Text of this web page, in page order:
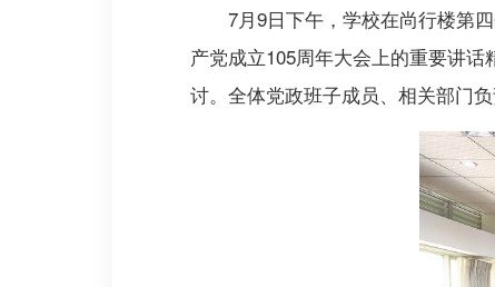
7月9日下午，学校在尚行楼第
产党成立105周年大会上的重要讲话
讨。全体党政班子成员、相关部门